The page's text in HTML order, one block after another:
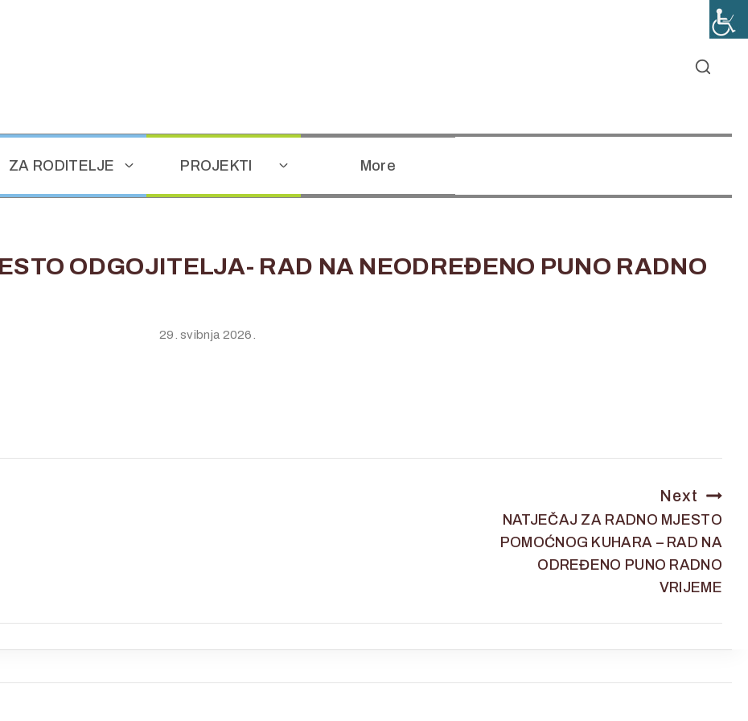
ZA RODITELJE PROJEKTI More
ODGOJITELJA- RAD NA NEODREĐENO PUNO RADNO
29. svibnja 2026.
Next
NATJEČAJ ZA RADNO MJESTO
POMOĆNOG KUHARA – RAD NA
ODREĐENO PUNO RADNO
VRIJEME